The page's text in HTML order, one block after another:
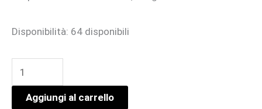
Disponibilità: 64 disponibili
TS
T16
ULT7-
Aggiungi al carrello